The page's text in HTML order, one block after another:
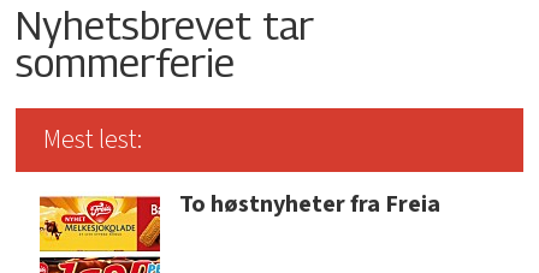
Nyhetsbrevet tar
sommerferie
Mest lest:
To høstnyheter fra Freia